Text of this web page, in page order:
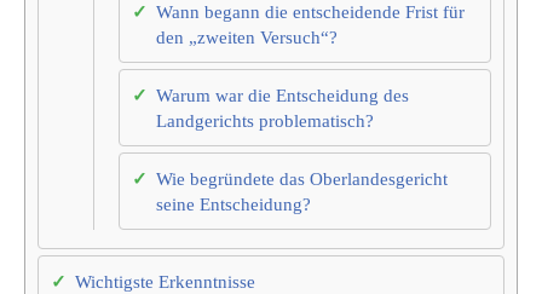
Wann begann die entscheidende Frist für
den „zweiten Versuch“?
Warum war die Entscheidung des
Landgerichts problematisch?
Wie begründete das Oberlandesgericht
seine Entscheidung?
Wichtigste Erkenntnisse